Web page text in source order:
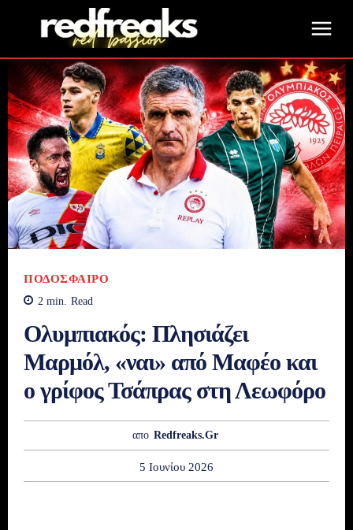
ΠΟΔΌΣΦΑΙΡΟ
2 min. Read
Ολυμπιακός: Πλησιάζει
Μαρμόλ, «ναι» από Μαφέο και
ο γρίφος Τσάπρας στη Λεωφόρο
απο Redfreaks.gr
5 Ιουνίου 2026